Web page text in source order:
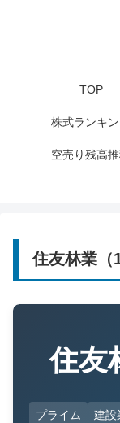
TOP
株式ランキ
空売り残高
住友林業（
住友
プライム 建設